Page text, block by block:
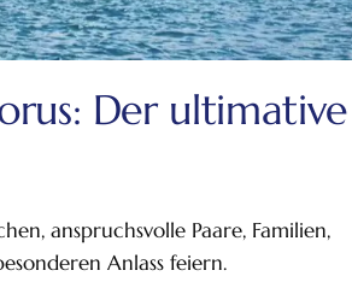
Der ultimative
anspruchsvolle Paare, Familien,
Anlass feiern.